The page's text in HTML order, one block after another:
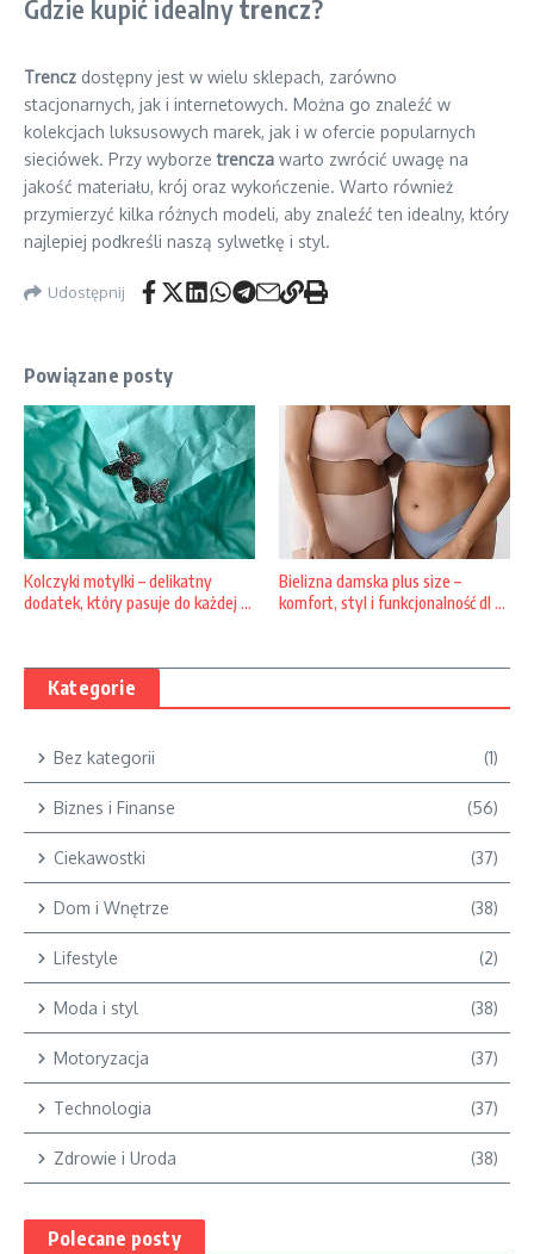
Gdzie kupić idealnytrencz?
Trencz dostępny jest w wielu sklepach, zarówno
stacjonarnych, jak i internetowych. Można go znaleźć w
kolekcjach luksusowych marek, jak i w ofercie popularnych
sieciówek. Przy wyborzetrencza warto zwrócić uwagę na
jakość materiału, krój oraz wykończenie. Warto również
przymierzyć kilka różnych modeli, aby znaleźć ten idealny, który
najlepiej podkreśli naszą sylwetkę i styl.
Udostępnij
Powiązane posty
Kolczyki motylki – delikatny
dodatek, który pasuje do każdej ...
Bielizna damska plus size –
komfort, styl i funkcjonalność dl ...
Kategorie
Bez kategorii (1)
Biznes i Finanse (56)
Ciekawostki (37)
Dom i Wnętrze (38)
Lifestyle (2)
Moda i styl (38)
Motoryzacja (37)
Technologia (37)
Zdrowie i Uroda (38)
Polecane posty